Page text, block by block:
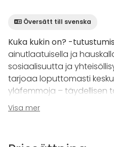
Översätt till svenska
Kuka kukin on? -
ainutlaatuisella ja
sosiaalisuutta ja
tarjoaa loputtomasti
yläfemmoja – täydellisen
pitää hauskaa yhdessä.
Visa mer